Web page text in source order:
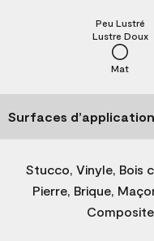
Mat
Lustre Doux
Peu Lustré
Surfaces
Stucco, Vinyle, Bois
Pierre, Brique,
Composite